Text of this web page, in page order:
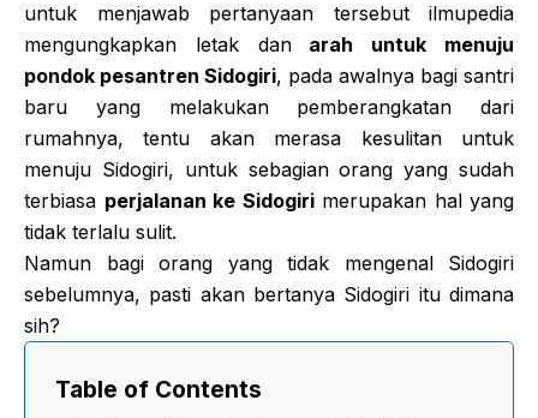
untuk menjawab pertanyaan tersebut ilmupedia
mengungkapkan letak danarah untuk menuju
pondok pesantren Sidogiri, pada awalnya bagi santri
baru yang melakukan pemberangkatan dari
rumahnya, tentu akan merasa kesulitan untuk
menuju Sidogiri, untuk sebagian orang yang sudah
terbiasa perjalanan ke Sidogirimerupakan hal yang
tidak terlalu sulit.
Namun bagi orang yang tidak mengenal Sidogiri
sebelumnya, pasti akan bertanya Sidogiri itu dimana
sih?
Table of Contents